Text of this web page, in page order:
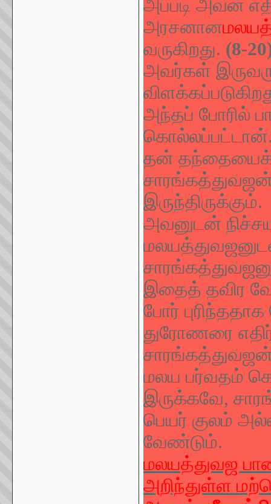
அப்படி அவன்
அரசனான
வருகிறது. (8-
அவர்கள்
அந்தப் போரில்
தன்
இருந்திருக்கும்.
அவனுடன்
இதைத் தவிர
போர்
துரோணரை
சாரங்கத்துவஜன்
மலய பர்வதம்
இருக்கவே,
பெயர் குலம்
வேண்டும்.
மலயத்துவஜ
அறிந்துள்ள